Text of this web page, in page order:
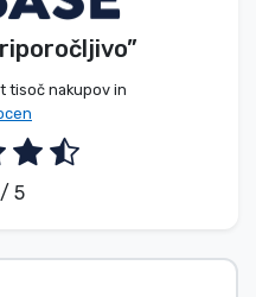
tisoč nakupov in
5